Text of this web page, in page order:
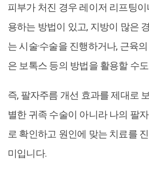
피부가 처진 경우 레이저 리프팅
용하는 방법이 있고, 지방이 많은
는 시술·수술을 진행하거나, 근육
은 보톡스 등의 방법을 활용할 수
즉, 팔자주름 개선 효과를 제대로
별한 귀족 수술이 아니라 나의 팔
로 확인하고 원인에 맞는 치료를
미입니다.